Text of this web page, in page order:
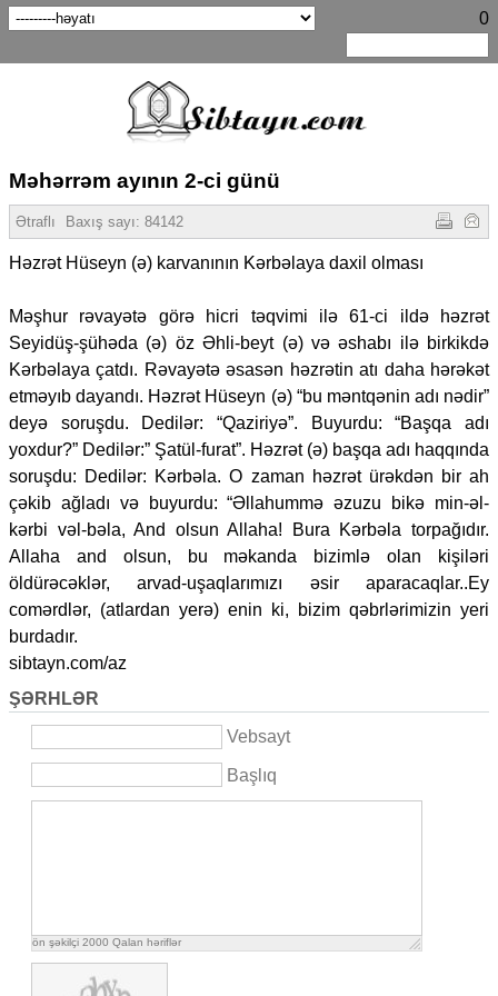
0
Məhərrəm ayının 2-ci günü
Ətraflı Baxış sayı: 84142
Həzrət Hüseyn (ə) karvanının Kərbəlaya daxil olması
Məşhur rəvayətə görə hicri təqvimi ilə 61-ci ildə həzrət
Seyidüş-şühəda (ə) öz Əhli-beyt (ə) və əshabı ilə birkikdə
Kərbəlaya çatdı. Rəvayətə əsasən həzrətin atı daha hərəkət
etməyıb dayandı. Həzrət Hüseyn (ə) “bu məntqənin adı nədir”
deyə soruşdu. Dedilər: “Qaziriyə”. Buyurdu: “Başqa adı
yoxdur?” Dedilər:” Şatül-furat”. Həzrət (ə) başqa adı haqqında
soruşdu: Dedilər: Kərbəla. O zaman həzrət ürəkdən bir ah
çəkib ağladı və buyurdu: “Əllahummə əzuzu bikə min-əl-
kərbi vəl-bəla, And olsun Allaha! Bura Kərbəla torpağıdır.
Allaha and olsun, bu məkanda bizimlə olan kişiləri
öldürəcəklər, arvad-uşaqlarımızı əsir aparacaqlar..Ey
comərdlər, (atlardan yerə) enin ki, bizim qəbrlərimizin yeri
burdadır.
sibtayn.com/az
ŞƏRHLƏR
Vebsayt
Başlıq
ön şəkilçi 2000 Qalan həriflər